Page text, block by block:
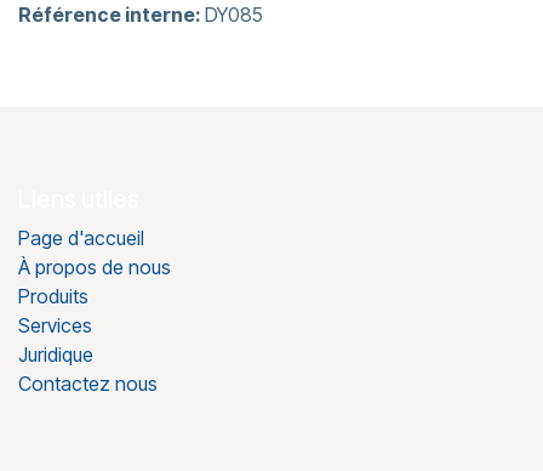
Référence interne: DY085
Page d'accueil
À propos de nous
Produits
Services
Juridique
Contactez nous